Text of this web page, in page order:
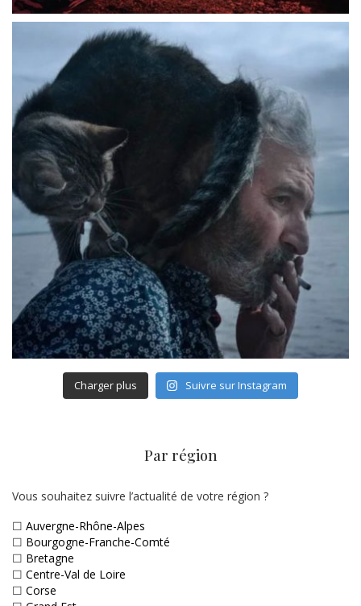
Charger plus Suivre sur Instagram
Par région
Vous souhaitez suivre l’actualité de votre région ?
☐ Auvergne-Rhône-Alpes
☐ Bourgogne-Franche-Comté
☐ Bretagne
☐ Centre-Val de Loire
☐ Corse